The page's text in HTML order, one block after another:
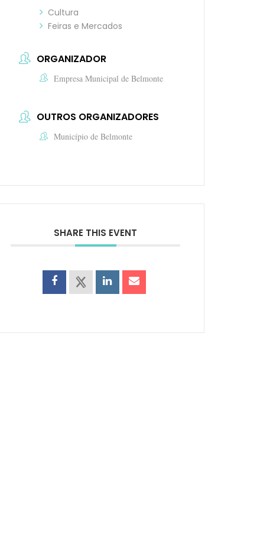
Cultura
Feiras e Mercados
ORGANIZADOR
Empresa Municipal de Belmonte
OUTROS ORGANIZADORES
Município de Belmonte
SHARE THIS EVENT